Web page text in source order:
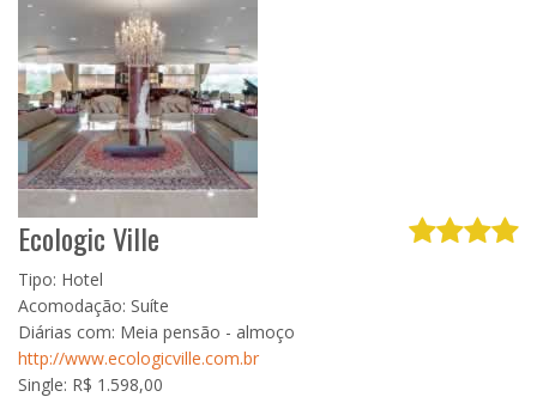
Ecologic Ville
Tipo: Hotel
Acomodação: Suíte
Diárias com: Meia pensão - almoço
http://www.ecologicville.com.br
Single: R$ 1.598,00